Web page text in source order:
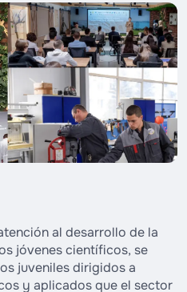
al desarrollo de la
jóvenes científicos, se
juveniles dirigidos a
y aplicados que el sector